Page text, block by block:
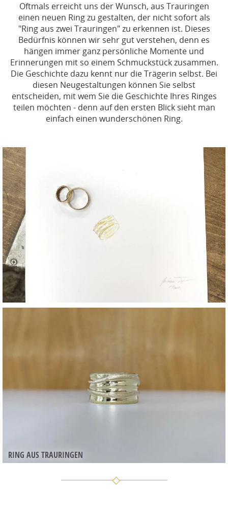
Oftmals erreicht uns der Wunsch, aus Trauringen
einen neuen Ring zu gestalten, der nicht sofort als
"Ring aus zwei Trauringen" zu erkennen ist. Dieses
Bedürfnis können wir sehr gut verstehen, denn es
hängen immer ganz persönliche Momente und
Erinnerungen mit so einem Schmuckstück zusammen.
Die Geschichte dazu kennt nur die Trägerin selbst. Bei
diesen Neugestaltungen können Sie selbst
entscheiden, mit wem Sie die Geschichte Ihres Ringes
teilen möchten - denn auf den ersten Blick sieht man
einfach einen wunderschönen Ring.
RING AUS TRAURINGEN